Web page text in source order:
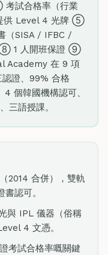
試合格率（行業
供 Level 4 光牌 ⑤
（SISA / IFBC /
⑧ 1 人開班保證 ⑨
Academy 在 9 項
證、99% 合格
個韓國機構認可、
三語授課。
2014 合併），雙軌
認可。
與 IPL 儀器（俗稱
4 文憑。
考試合格率嘅關鍵